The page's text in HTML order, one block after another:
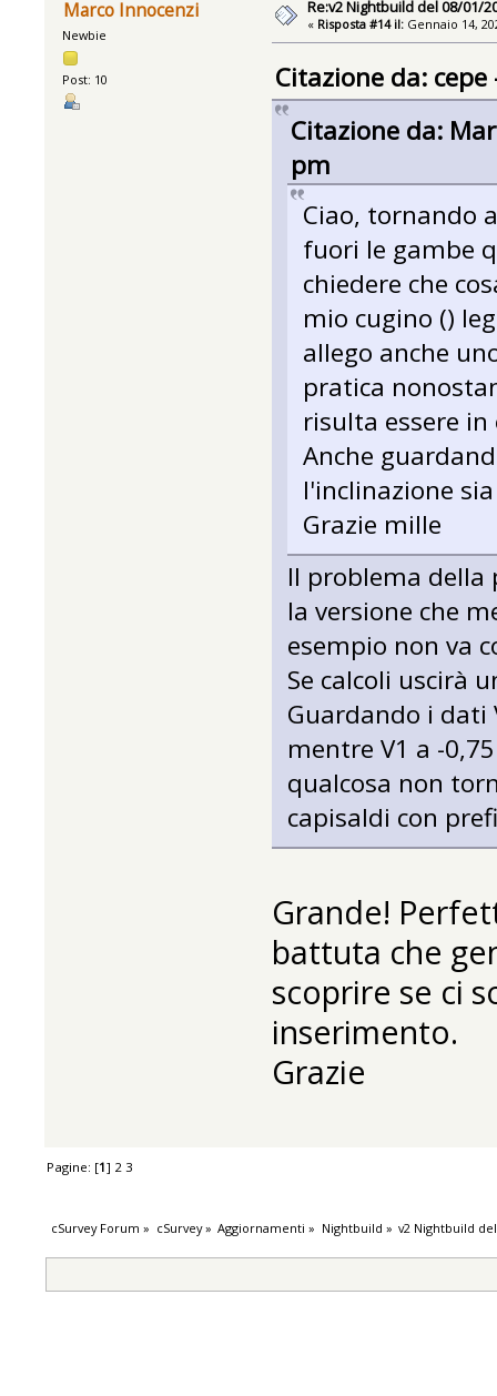
Marco Innocenzi
Newbie
Post: 10
Re:v2 Nightbuild del 08/01/
« Risposta #14 il: Gennaio 14,
Citazione da:
Citazione da:
pm
Ciao, tornando
fuori le gambe
chiedere che
mio cugino ()
allego anche
pratica
risulta essere
Anche
l'inclinazione
Grazie mille
Il problema della
la versione che
esempio non va
Se calcoli uscirà
Guardando i dati
mentre V1 a -
qualcosa non
capisaldi con
Grande!
battuta che
scoprire se ci
inserimento.
Grazie
Pagine: [1] 2 3
cSurvey Forum » cSurvey» Aggiornamenti » Nightbuild » v2 Nightbuild